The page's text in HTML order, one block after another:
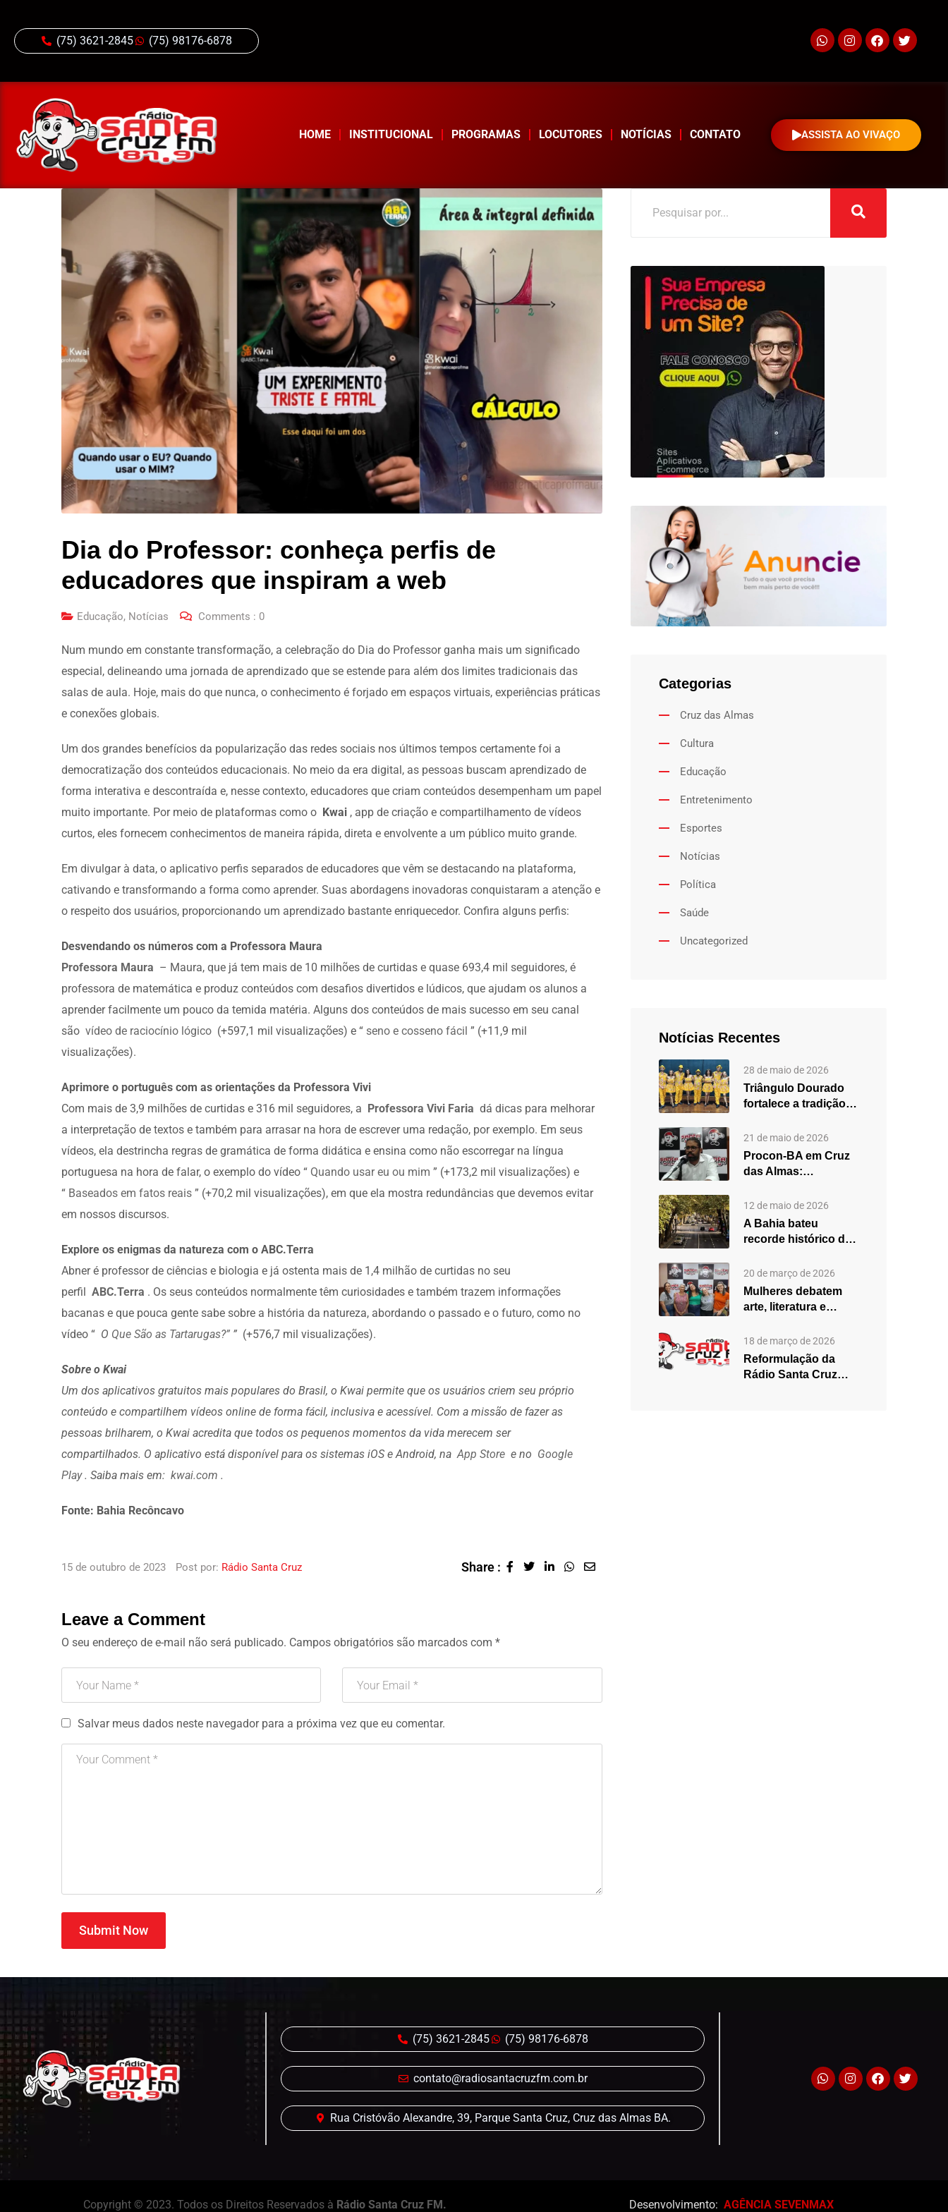
(75) 3621-2845 (75) 98176-6878
HOME INSTITUCIONAL PROGRAMAS LOCUTORES NOTÍCIAS CONTATO ASSISTA AO VIVAÇO
Dia do Professor: conheça perfis de
educadores que inspiram a web
Educação, Notícias Comments : 0
Num mundo em constante transformação, a celebração do Dia do Professor ganha mais um significado
especial, delineando uma jornada de aprendizado que se estende para além dos limites tradicionais das
salas de aula. Hoje, mais do que nunca, o conhecimento é forjado em espaços virtuais, experiências práticas
e conexões globais.
Um dos grandes benefícios da popularização das redes sociais nos últimos tempos certamente foi a
democratização dos conteúdos educacionais. No meio da era digital, as pessoas buscam aprendizado de
forma interativa e descontraída e, nesse contexto, educadores que criam conteúdos desempenham um papel
muito importante. Por meio de plataformas como o Kwai , app de criação e compartilhamento de vídeos
curtos, eles fornecem conhecimentos de maneira rápida, direta e envolvente a um público muito grande.
Em divulgar à data, o aplicativo perfis separados de educadores que vêm se destacando na plataforma,
cativando e transformando a forma como aprender. Suas abordagens inovadoras conquistaram a atenção e
o respeito dos usuários, proporcionando um aprendizado bastante enriquecedor. Confira alguns perfis:
Desvendando os números com a Professora Maura
Professora Maura – Maura, que já tem mais de 10 milhões de curtidas e quase 693,4 mil seguidores, é
professora de matemática e produz conteúdos com desafios divertidos e lúdicos, que ajudam os alunos a
aprender facilmente um pouco da temida matéria. Alguns dos conteúdos de mais sucesso em seu canal
são vídeo de raciocínio lógico (+597,1 mil visualizações) e “ seno e cosseno fácil ” (+11,9 mil
visualizações).
Aprimore o português com as orientações da Professora Vivi
Com mais de 3,9 milhões de curtidas e 316 mil seguidores, a
Professora Vivi Faria dá dicas para melhorar
a interpretação de textos e também para arrasar na hora de escrever uma redação, por exemplo. Em seus
vídeos, ela destrincha regras de gramática de forma didática e ensina como não escorregar na língua
portuguesa na hora de falar, o exemplo do vídeo “ Quando usar eu ou mim ” (+173,2 mil visualizações) e
“ Baseados em fatos reais ” (+70,2 mil visualizações), em que ela mostra redundâncias que devemos evitar
em nossos discursos.
Explore os enigmas da natureza com o ABC.Terra
Abner é professor de ciências e biologia e já ostenta mais de 1,4 milhão de curtidas no seu
perfil ABC.Terra . Os seus conteúdos normalmente têm curiosidades e também trazem informações
bacanas e que pouca gente sabe sobre a história da natureza, abordando o passado e o futuro, como no
vídeo “ O Que São as Tartarugas?” ” (+576,7 mil visualizações).
Sobre o Kwai
Um dos aplicativos gratuitos mais populares do Brasil, o Kwai permite que os usuários criem seu próprio
conteúdo e compartilhem vídeos online de forma fácil, inclusiva e acessível. Com a missão de fazer as
pessoas brilharem, o Kwai acredita que todos os pequenos momentos da vida merecem ser
compartilhados. O aplicativo está disponível para os sistemas iOS e Android, naApp Store e no Google
Play. Saiba mais em: kwai.com .
Fonte: Bahia Recôncavo
15 de outubro de 2023 Post por: Rádio Santa Cruz Share :
Leave a Comment
O seu endereço de e-mail não será publicado. Campos obrigatórios são marcados com *
Salvar meus dados neste navegador para a próxima vez que eu comentar.
Submit Now
Categorias
Cruz das Almas
Cultura
Educação
Entretenimento
Esportes
Notícias
Política
Saúde
Uncategorized
Notícias Recentes
28 de maio de 2026
Triângulo Dourado
fortalece a tradição
das…
21 de maio de 2026
Procon-BA em Cruz
das Almas:
fortalecimento do
atendimento…
12 de maio de 2026
A Bahia bateu
recorde histórico de
2025,…
20 de março de 2026
Mulheres debatem
arte, literatura e
edição especial do…
18 de março de 2026
Reformulação da
Rádio Santa Cruz
(75) 3621-2845 (75) 98176-6878
contato@radiosantacruzfm.com.br
Rua Cristóvão Alexandre, 39, Parque Santa Cruz, Cruz das Almas BA.
Copyright © 2023. Todos os Direitos Reservados à Rádio Santa Cruz FM. Desenvolvimento: AGÊNCIA SEVENMAX